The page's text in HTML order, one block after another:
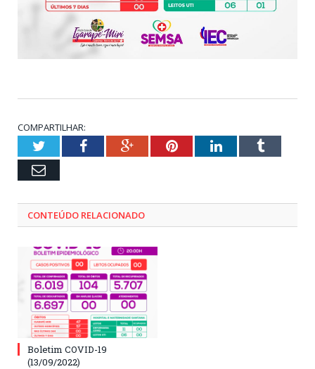
COMPARTILHAR:
TwitterFacebookGoogle+PinterestLinkedInTumblr
Email
CONTEÚDO RELACIONADO
Boletim COVID-19
(13/09/2022)